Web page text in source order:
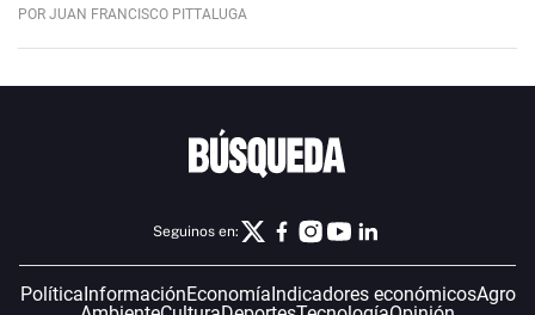
POR JUAN FRANCISCO PITTALUGA
Seguinos en:
Política InformaciónEconomía Indicadores económicosAgro